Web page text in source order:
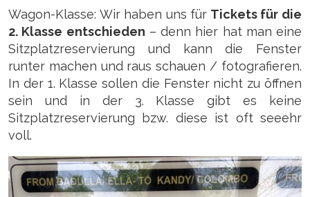
Wagon-Klasse: Wir haben uns für Tickets für die
2. Klasse entschieden – denn hier hat man eine
Sitzplatzreservierung und kann die Fenster
runter machen und raus schauen / fotografieren.
In der 1. Klasse sollen die Fenster nicht zu öffnen
sein und in der 3. Klasse gibt es keine
Sitzplatzreservierung bzw. diese ist oft seeehr
voll.